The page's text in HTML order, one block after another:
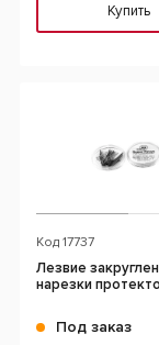
Купить
Код 17737
Лезвие
нарезки
Под заказ